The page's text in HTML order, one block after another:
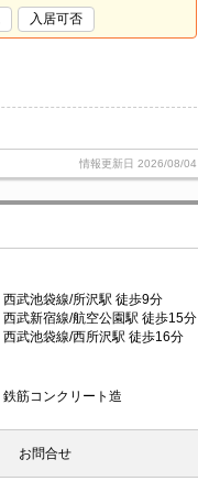
入居可否
情報更新日 2026/08/04
西武池袋線/所沢駅 徒歩9分
西武新宿線/航空公園駅 徒歩15分
西武池袋線/西所沢駅 徒歩16分
鉄筋コンクリート造
お問合せ